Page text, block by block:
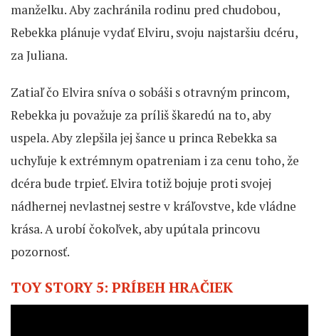
manželku. Aby zachránila rodinu pred chudobou,
Rebekka plánuje vydať Elviru, svoju najstaršiu dcéru,
za Juliana.
Zatiaľ čo Elvira sníva o sobáši s otravným princom,
Rebekka ju považuje za príliš škaredú na to, aby
uspela. Aby zlepšila jej šance u princa Rebekka sa
uchyľuje k extrémnym opatreniam i za cenu toho, že
dcéra bude trpieť. Elvira totiž bojuje proti svojej
nádhernej nevlastnej sestre v kráľovstve, kde vládne
krása. A urobí čokoľvek, aby upútala princovu
pozornosť.
TOY STORY 5: PRÍBEH HRAČIEK